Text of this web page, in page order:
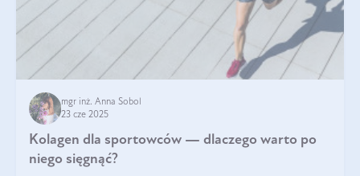
mgr inż. Anna Sobol
23 cze 2025
Kolagen dla sportowców — dlaczego warto po
niego sięgnąć?